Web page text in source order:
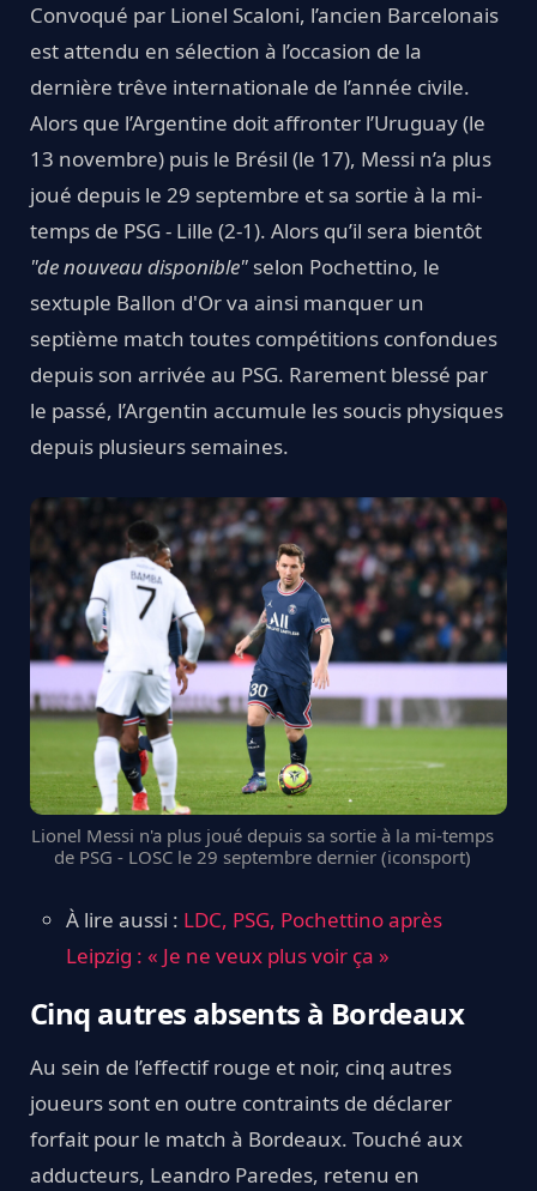
Convoqué par Lionel Scaloni, l’ancien Barcelonais
est attendu en sélection à l’occasion de la
dernière trêve internationale de l’année civile.
Alors que l’Argentine doit affronter l’Uruguay (le
13 novembre) puis le Brésil (le 17), Messi n’a plus
joué depuis le 29 septembre et sa sortie à la mi-
temps de PSG - Lille (2-1). Alors qu’il sera bientôt
"de nouveau disponible" selon Pochettino, le
sextuple Ballon d'Or va ainsi manquer un
septième match toutes compétitions confondues
depuis son arrivée au PSG. Rarement blessé par
le passé, l’Argentin accumule les soucis physiques
depuis plusieurs semaines.
Lionel Messi n'a plus joué depuis sa sortie à la mi-temps
de PSG - LOSC le 29 septembre dernier (iconsport)
À lire aussi : LDC, PSG, Pochettino après
Leipzig : « Je ne veux plus voir ça »
Cinq autres absents à Bordeaux
Au sein de l’effectif rouge et noir, cinq autres
joueurs sont en outre contraints de déclarer
forfait pour le match à Bordeaux. Touché aux
adducteurs, Leandro Paredes, retenu en